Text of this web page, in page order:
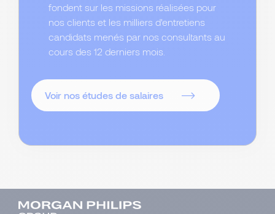
fondent sur les missions réalisées pour
nos clients et les milliers d'entretiens
candidats menés par nos consultants au
cours des 12 derniers mois.
Voir nos études de salaires